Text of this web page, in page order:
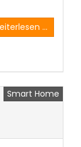
...
Smart Home